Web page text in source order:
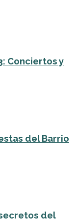
Conciertos y
del Barrio
del